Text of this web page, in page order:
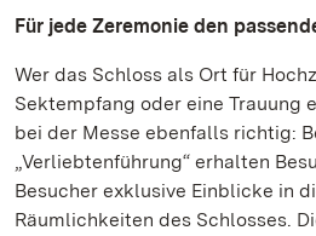
Für jede Zeremonie den
Wer das Schloss als Ort für
Sektempfang oder eine Trauung
bei der Messe ebenfalls richtig:
„Verliebtenführung“ erhalten
Besucher exklusive Einblicke in
Räumlichkeiten des Schlosses.